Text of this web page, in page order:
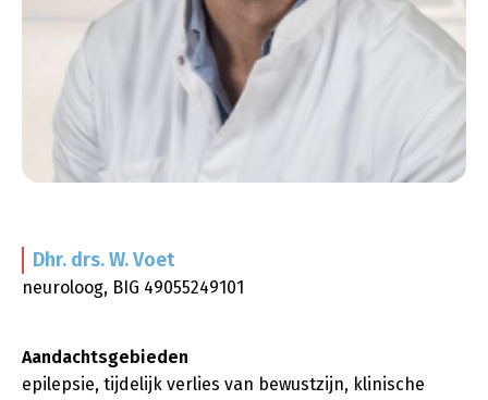
Dhr. drs. W.Voet
neuroloog, BIG 49055249101
Aandachtsgebieden
epilepsie, tijdelijk verlies van bewustzijn, klinische